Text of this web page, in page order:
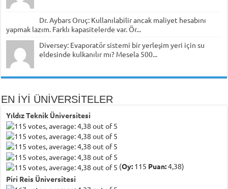
Dr. Aybars Oruç: Kullanılabilir ancak maliyet hesabını
yapmak lazım. Farklı kapasitelerde var. Ör...
Diversey: Evaporatör sistemi bir yerleşim yeri için su
eldesinde kulkanılır mı? Mesela 500...
EN İYİ ÜNİVERSİTELER
Yıldız Teknik Üniversitesi
(Oy: 115 Puan:4,38)
Piri Reis Üniversitesi